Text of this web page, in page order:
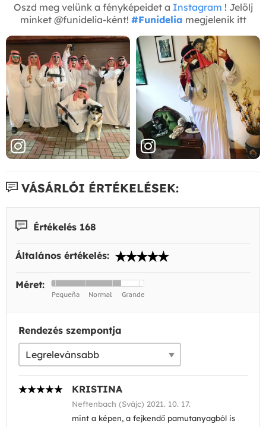
Oszd meg velünk a fényképeidet a Instagram ! Jelölj
minket @funidelia-ként! #Funidelia megjelenik itt
VÁSÁRLÓI ÉRTÉKELÉSEK:
Értékelés 168
Általános értékelés:
Méret:
Rendezés szempontja
KRISTINA
Neftenbach (Svájc) 2021. 10. 17.
mint a képen, a fejkendő pamutanyagból is